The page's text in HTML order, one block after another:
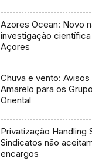
Azores Ocean: Novo
investigação
Açores
Chuva e vento: Avisos
Amarelo para os
Oriental
Privatização Handling
Sindicatos não
encargos